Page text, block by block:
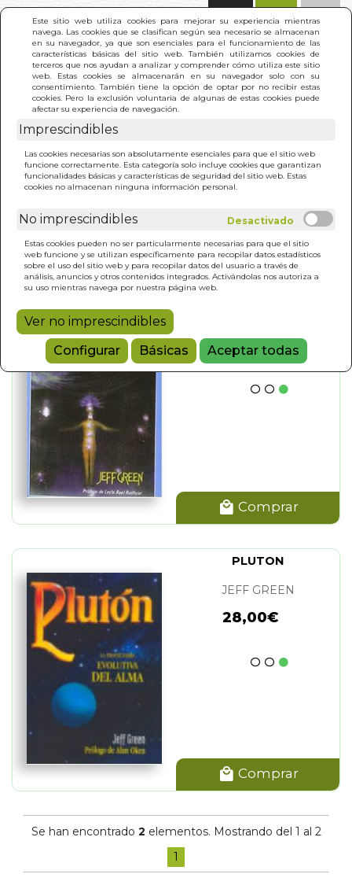
Este sitio web utiliza cookies para mejorar su experiencia mientras
navega. Las cookies que se clasifican según sea necesario se almacenan
en su navegador, ya que son esenciales para el funcionamiento de las
características básicas del sitio web. También utilizamos cookies de
terceros que nos ayudan a analizar y comprender cómo utiliza este sitio
web. Estas cookies se almacenarán en su navegador solo con su
consentimiento. También tiene la opción de optar por no recibir estas
cookies. Pero la exclusión voluntaria de algunas de estas cookies puede
afectar su experiencia de navegación.
Imprescindibles
Las cookies necesarias son absolutamente esenciales para que el sitio web
funcione correctamente. Esta categoría solo incluye cookies que garantizan
funcionalidades básicas y características de seguridad del sitio web. Estas
cookies no almacenan ninguna información personal.
No imprescindibles
Estas cookies pueden no ser particularmente necesarias para que el sitio
web funcione y se utilizan específicamente para recopilar datos estadísticos
sobre el uso del sitio web y para recopilar datos del usuario a través de
análisis, anuncios y otros contenidos integrados. Activándolas nos autoriza a
su uso mientras navega por nuestra página web.
Ver no imprescindibles
Configurar
Básicas Aceptar todas
INICIO > RESULTADO BÚSQUEDA
Estos son los resultados de tu búsqueda: jeff
green
URANO. LA LIBERTAD
18,00€
Comprar
PLUTON
JEFF GREEN
28,00€
Comprar
Se han encontrado 2 elementos. Mostrando del 1 al 2
1